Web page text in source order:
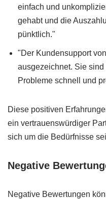
einfach und
gehabt und die
pünktlich."
"Der Kundensupport
ausgezeichnet. Sie
Probleme schnell und
Diese positiven
ein vertrauenswürdiger
sich um die Bedürfnisse
Negative
Negative Bewertungen